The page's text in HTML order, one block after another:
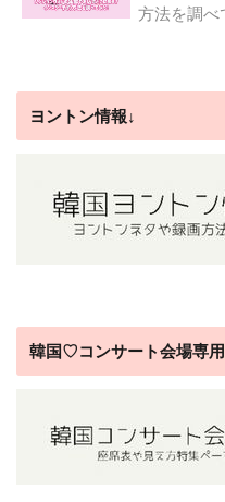
方法を調べ
ヨントン情報↓
韓国♡コンサート会場専